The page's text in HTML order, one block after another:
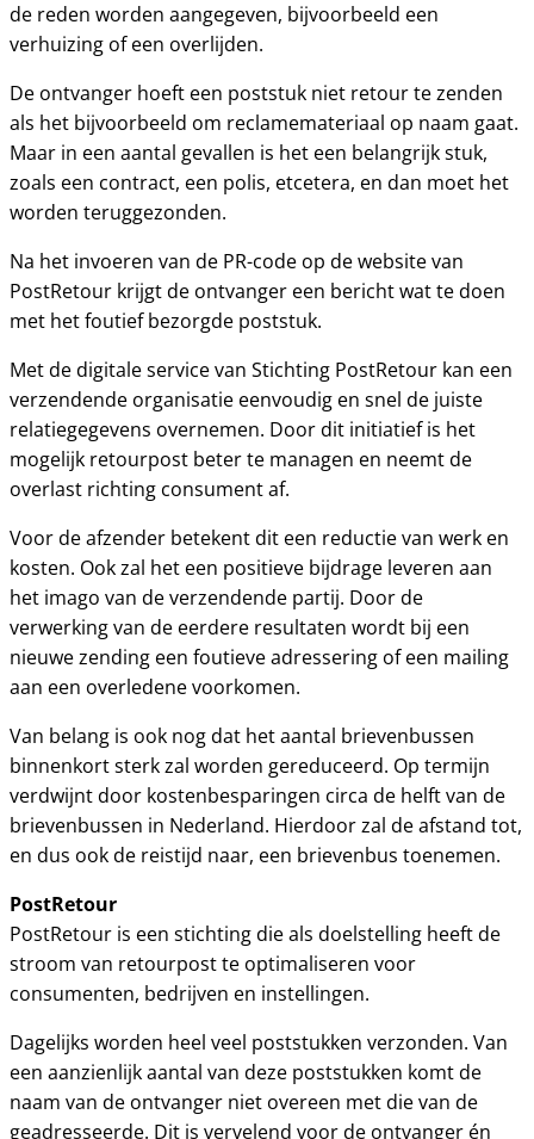
de reden worden aangegeven, bijvoorbeeld een
verhuizing of een overlijden.
De ontvanger hoeft een poststuk niet retour te zenden
als het bijvoorbeeld om reclamemateriaal op naam gaat.
Maar in een aantal gevallen is het een belangrijk stuk,
zoals een contract, een polis, etcetera, en dan moet het
worden teruggezonden.
Na het invoeren van de PR-code op de website van
PostRetour krijgt de ontvanger een bericht wat te doen
met het foutief bezorgde poststuk.
Met de digitale service van Stichting PostRetour kan een
verzendende organisatie eenvoudig en snel de juiste
relatiegegevens overnemen. Door dit initiatief is het
mogelijk retourpost beter te managen en neemt de
overlast richting consument af.
Voor de afzender betekent dit een reductie van werk en
kosten. Ook zal het een positieve bijdrage leveren aan
het imago van de verzendende partij. Door de
verwerking van de eerdere resultaten wordt bij een
nieuwe zending een foutieve adressering of een mailing
aan een overledene voorkomen.
Van belang is ook nog dat het aantal brievenbussen
binnenkort sterk zal worden gereduceerd. Op termijn
verdwijnt door kostenbesparingen circa de helft van de
brievenbussen in Nederland. Hierdoor zal de afstand tot,
en dus ook de reistijd naar, een brievenbus toenemen.
PostRetour
PostRetour is een stichting die als doelstelling heeft de
stroom van retourpost te optimaliseren voor
consumenten, bedrijven en instellingen.
Dagelijks worden heel veel poststukken verzonden. Van
een aanzienlijk aantal van deze poststukken komt de
naam van de ontvanger niet overeen met die van de
geadresseerde. Dit is vervelend voor de ontvanger én